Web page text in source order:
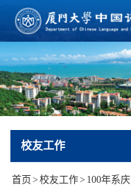
校友工作
首页 > 校友工作> 100年系庆